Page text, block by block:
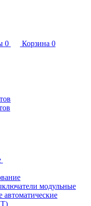
0 Корзина 0
модульные